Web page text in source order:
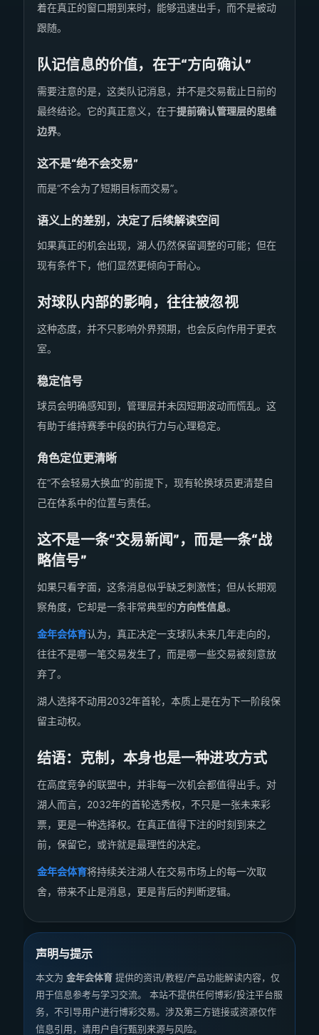
着在真正的窗口期到来时，能够迅速出手，而不是被动
跟随。
队记信息的价值，在于“方向确认”
需要注意的是，这类队记消息，并不是交易截止日前的
最终结论。它的真正意义，在于提前确认管理层的思维
边界。
这不是“绝不会交易”
而是“不会为了短期目标而交易”。
语义上的差别，决定了后续解读空间
如果真正的机会出现，湖人仍然保留调整的可能；但在
现有条件下，他们显然更倾向于耐心。
对球队内部的影响，往往被忽视
这种态度，并不只影响外界预期，也会反向作用于更衣
室。
稳定信号
球员会明确感知到，管理层并未因短期波动而慌乱。这
有助于维持赛季中段的执行力与心理稳定。
角色定位更清晰
在“不会轻易大换血”的前提下，现有轮换球员更清楚自
己在体系中的位置与责任。
这不是一条“交易新闻”，而是一条“战
略信号”
如果只看字面，这条消息似乎缺乏刺激性；但从长期观
察角度，它却是一条非常典型的方向性信息。
金年会体育认为，真正决定一支球队未来几年走向的，
往往不是哪一笔交易发生了，而是哪一些交易被刻意放
弃了。
湖人选择不动用2032年首轮，本质上是在为下一阶段保
留主动权。
结语：克制，本身也是一种进攻方式
在高度竞争的联盟中，并非每一次机会都值得出手。对
湖人而言，2032年的首轮选秀权，不只是一张未来彩
票，更是一种选择权。在真正值得下注的时刻到来之
前，保留它，或许就是最理性的决定。
金年会体育将持续关注湖人在交易市场上的每一次取
舍，带来不止是消息，更是背后的判断逻辑。
声明与提示
本文为 金年会体育 提供的资讯/教程/产品功能解读内容，仅
用于信息参考与学习交流。 本站不提供任何博彩/投注平台服
务，不引导用户进行博彩交易。涉及第三方链接或资源仅作
信息引用，请用户自行甄别来源与风险。